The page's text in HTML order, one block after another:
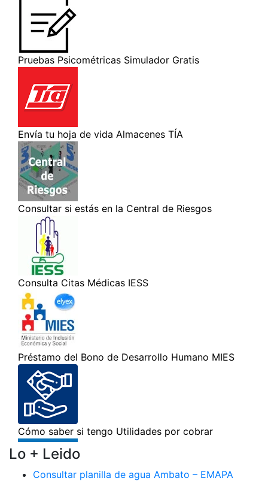
Lo + Leido
Consultar planilla de agua Ambato – EMAPA